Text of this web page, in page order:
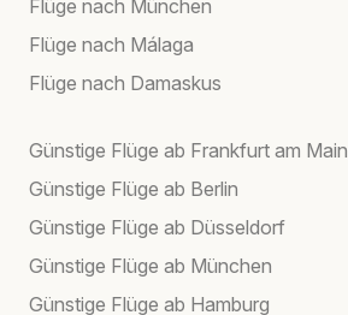
Flüge nach München
Flüge nach Málaga
Flüge nach Damaskus
Günstige Flüge ab Frankfurt am Main
Günstige Flüge ab Berlin
Günstige Flüge ab Düsseldorf
Günstige Flüge ab München
Günstige Flüge ab Hamburg